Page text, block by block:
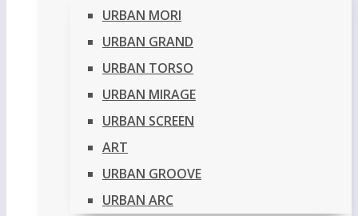
URBAN MORI
URBAN GRAND
URBAN TORSO
URBAN MIRAGE
URBAN SCREEN
ART
URBAN GROOVE
URBAN ARC